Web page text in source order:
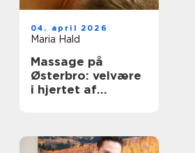
04. april 2026
Maria Hald
Massage på
Østerbro: velvære
i hjertet af